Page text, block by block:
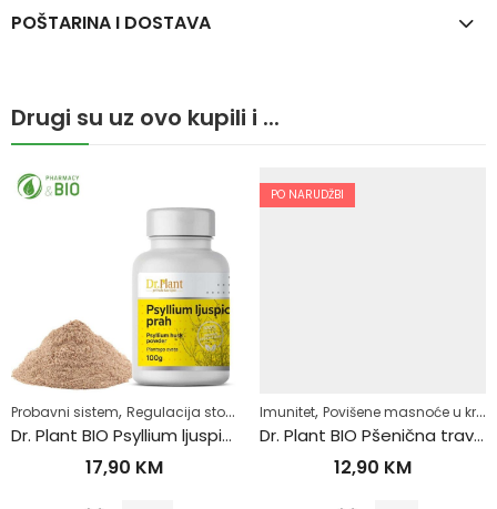
POŠTARINA I DOSTAVA
Drugi su uz ovo kupili i ...
Samoliječenje,Zdrav život
Probavni sistem, Regulacija stolice-zatvor ,Regulacija tjelesne težine,
Dr. Plant BIO Psyllium ljuspice u prahu (Plantago ovata)100g
17,90 KM
PO NARUDŽBI
Imunitet, Povišene masnoće u krvi
Dr. Plant BIO Pšenična trava u prahu (Triticum aestivum) 100g
12,90 KM